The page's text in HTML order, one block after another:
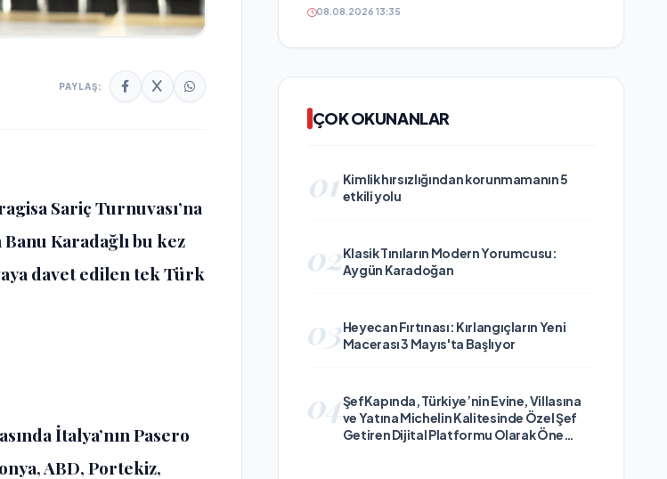
PAYLAŞ:
Sariç Turnuvası’na
Karadağlı bu kez
davet edilen tek Türk
İtalya’nın Pasero
ABD, Portekiz,
08.08.2026 13:35
ÇOK OKUNANLAR
01 Kimlik hırsızlığından korunmamanın 5
etkili yolu
02Klasik Tınıların Modern Yorumcusu:
Aygün Karadoğan
03Heyecan Fırtınası: Kırlangıçların Yeni
Macerası 3 Mayıs'ta Başlıyor
04ŞefKapında, Türkiye’nin Evine, Villasına
ve Yatına Michelin Kalitesinde Özel Şef
Getiren Dijital Platformu Olarak Öne